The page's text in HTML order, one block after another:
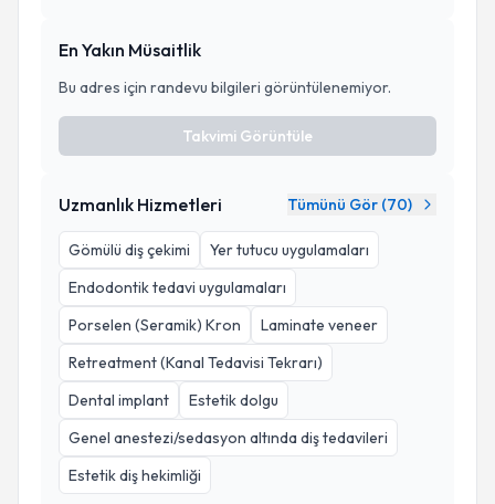
En Yakın Müsaitlik
Bu adres için randevu bilgileri görüntülenemiyor.
Takvimi Görüntüle
Uzmanlık Hizmetleri Tümünü Gör (70)
Gömülü diş çekimi
Yer tutucu uygulamaları
Endodontik tedavi uygulamaları
Porselen (Seramik) Kron
Laminate veneer
Retreatment (Kanal Tedavisi Tekrarı)
Dental implant
Estetik dolgu
Genel anestezi/sedasyon altında diş tedavileri
Estetik diş hekimliği